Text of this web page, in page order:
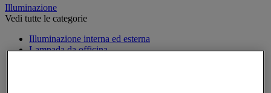
Illuminazione
Vedi tutte le categorie
Illuminazione interna ed esterna
Lampada da officina